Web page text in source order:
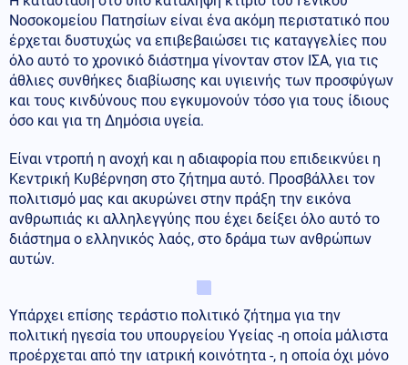
Νοσοκομείου Πατησίων είναι ένα ακόμη περιστατικό που
έρχεται δυστυχώς να επιβεβαιώσει τις καταγγελίες που
όλο αυτό το χρονικό διάστημα γίνονταν στον ΙΣΑ, για τις
άθλιες συνθήκες διαβίωσης και υγιεινής των προσφύγων
και τους κινδύνους που εγκυμονούν τόσο για τους ίδιους
όσο και για τη Δημόσια υγεία.
Είναι ντροπή η ανοχή και η αδιαφορία που επιδεικνύει η
Κεντρική Κυβέρνηση στο ζήτημα αυτό. Προσβάλλει τον
πολιτισμό μας και ακυρώνει στην πράξη την εικόνα
ανθρωπιάς κι αλληλεγγύης που έχει δείξει όλο αυτό το
διάστημα ο ελληνικός λαός, στο δράμα των ανθρώπων
αυτών.
Υπάρχει επίσης τεράστιο πολιτικό ζήτημα για την
πολιτική ηγεσία του υπουργείου Υγείας -η οποία μάλιστα
προέρχεται από την ιατρική κοινότητα -, η οποία όχι μόνο